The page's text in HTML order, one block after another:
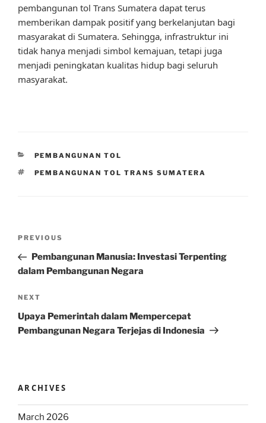
pembangunan tol Trans Sumatera dapat terus
memberikan dampak positif yang berkelanjutan bagi
masyarakat di Sumatera. Sehingga, infrastruktur ini
tidak hanya menjadi simbol kemajuan, tetapi juga
menjadi peningkatan kualitas hidup bagi seluruh
masyarakat.
CATEGORIES
PEMBANGUNAN TOL
TAGS
PEMBANGUNAN TOL TRANS SUMATERA
Previous
Post
PREVIOUS
Pembangunan Manusia: Investasi Terpenting
dalam Pembangunan Negara
Next
Post
NEXT
Upaya Pemerintah dalam Mempercepat
Pembangunan Negara Terjejas di Indonesia
ARCHIVES
March 2026